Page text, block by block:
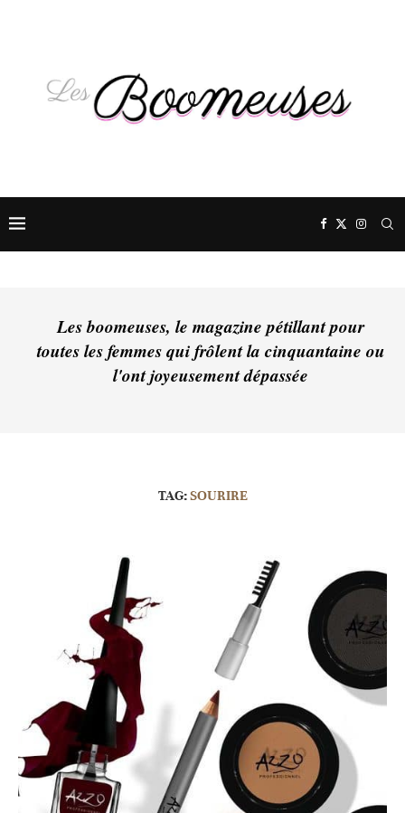
Les boomeuses, le magazine pétillant pour
toutes les femmes qui frôlent la cinquantaine ou
l'ont joyeusement dépassée
TAG:SOURIRE